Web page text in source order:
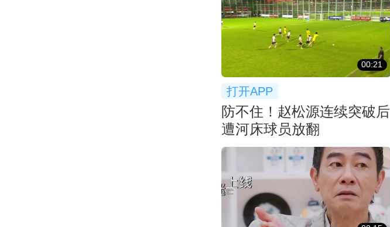
00:21
打开APP
防不住！赵松源连续突破后
遭河床球员放翻